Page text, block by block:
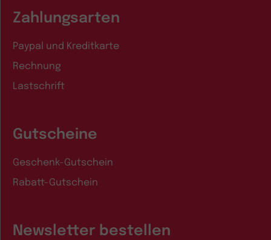
Zahlungsarten
Paypal und Kreditkarte
Rechnung
Lastschrift
Gutscheine
Geschenk-Gutschein
Rabatt-Gutschein
Newsletter bestellen